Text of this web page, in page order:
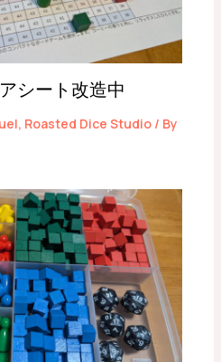
シート改造中
, Roasted Dice Studio/ By